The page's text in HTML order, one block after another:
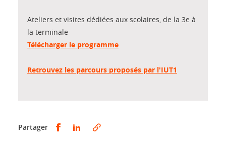
Ateliers et visites dédiées aux scolaires, de la 3e à
la terminale
Télécharger le programme
Retrouvez les parcours proposés par l'IUT1
Partager Partager sur Facebook
Partager sur LinkedIn